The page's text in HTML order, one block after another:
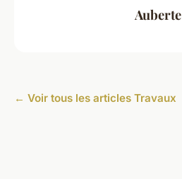
Auberte
← Voir tous les articles Travaux